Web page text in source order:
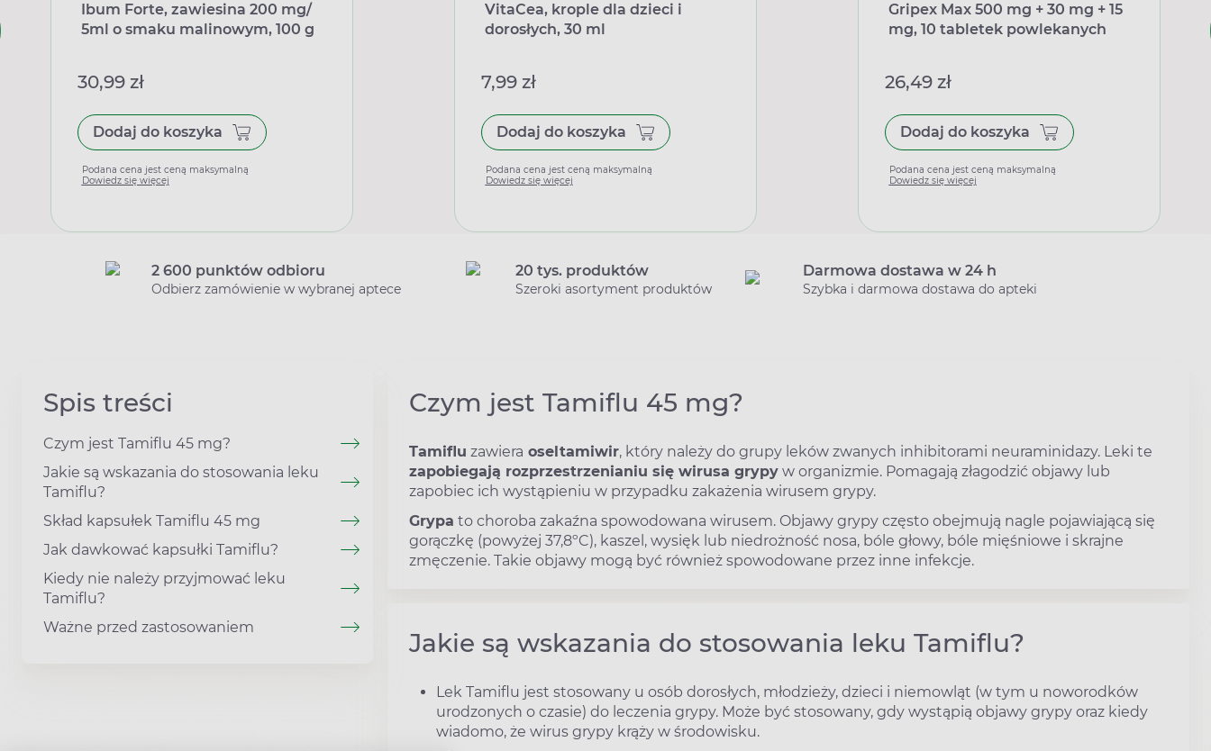
Ibum Forte, zawiesina 200 mg/
5ml o smaku malinowym, 100 g
30,99 zł
Dodaj do koszyka
Podana cena jest ceną maksymalną
Dowiedz się więcej
VitaCea, krople dla dzieci i
dorosłych, 30 ml
7,99 zł
Dodaj do koszyka
Podana cena jest ceną maksymalną
Dowiedz się więcej
Gripex Max 500 mg + 30 mg + 15
mg, 10 tabletek powlekanych
26,49 zł
Dodaj do koszyka
Podana cena jest ceną maksymalną
Dowiedz się więcej
2 600 punktów odbioru
Odbierz zamówienie w wybranej aptece
20 tys. produktów
Szeroki asortyment produktów
Darmowa dostawa w 24 h
Szybka i darmowa dostawa do apteki
Spis treści
Czym jest Tamiflu 45 mg?
Jakie są wskazania do stosowania leku
Tamiflu?
Skład kapsułek Tamiflu 45 mg
Jak dawkować kapsułki Tamiflu?
Kiedy nie należy przyjmować leku
Tamiflu?
Ważne przed zastosowaniem
Czym jest Tamiflu 45 mg?
Tamiflu zawiera oseltamiwir, który należy do grupy leków zwanych inhibitorami neuraminidazy. Leki te
zapobiegają rozprzestrzenianiu się wirusa grypy w organizmie. Pomagają złagodzić objawy lub
zapobiec ich wystąpieniu w przypadku zakażenia wirusem grypy.
Grypa to choroba zakaźna spowodowana wirusem. Objawy grypy często obejmują nagle pojawiającą się
gorączkę (powyżej 37,8ºC), kaszel, wysięk lub niedrożność nosa, bóle głowy, bóle mięśniowe i skrajne
zmęczenie. Takie objawy mogą być również spowodowane przez inne infekcje.
Jakie są wskazania do stosowania leku Tamiflu?
Lek Tamiflu jest stosowany u osób dorosłych, młodzieży, dzieci i niemowląt (w tym u noworodków
urodzonych o czasie) do leczenia grypy. Może być stosowany, gdy wystąpią objawy grypy oraz kiedy
wiadomo, że wirus grypy krąży w środowisku.